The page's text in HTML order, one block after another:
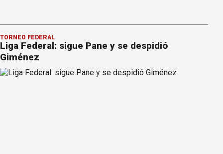
TORNEO FEDERAL
Liga Federal: sigue Pane y se despidió
Giménez